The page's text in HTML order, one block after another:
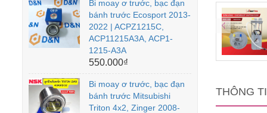
THÔNG
Bi moay ơ trước, bạc đạn
bánh trước Ecosport 2013-
2022 | ACPZ1215C,
ACP11215A3A, ACP1-
1215-A3A
550.000₫
Bi moay ơ trước, bạc đạn
bánh trước Mitsubishi
Triton 4x2, Zinger 2008-